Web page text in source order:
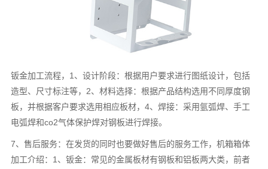
钣金加工流程，1、设计阶段：根据用户要求进行图纸设计，包括
造型、尺寸标注等，2、材料选择：根据产品结构选用不同厚度钢
板，并根据客户要求选用相应板材，4、焊接：采用氩弧焊、手工
电弧焊和co2气体保护焊对钢板进行焊接。
7、售后服务：在发货的同时也要做好售后的服务工作，机箱箱体
加工介绍：1、钣金：常见的金属板材有钢板和铝板两大类，前者